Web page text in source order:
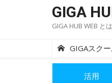
GIGA
GIGA HUB WEB とは
GIGAスク
活用